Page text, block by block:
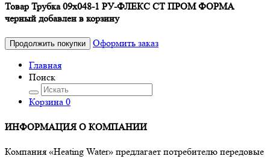
Товар Трубка 09х048-1 РУ-ФЛЕКС СТ ПРОМ ФОРМА
черный добавлен в корзину
Продолжить покупки
Оформить заказ
Главная
Поиск
Корзина 0
ИНФОРМАЦИЯ О КОМПАНИИ
Компания «Heating Water» предлагает потребителю передовые